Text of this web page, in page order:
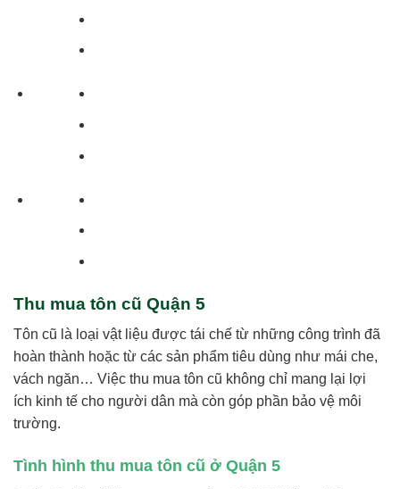
Thu mua tôn cũ Quận 5
Tôn cũ là loại vật liệu được tái chế từ những công trình đã
hoàn thành hoặc từ các sản phẩm tiêu dùng như mái che,
vách ngăn… Việc thu mua tôn cũ không chỉ mang lại lợi
ích kinh tế cho người dân mà còn góp phần bảo vệ môi
trường.
Tình hình thu mua tôn cũ ở Quận 5